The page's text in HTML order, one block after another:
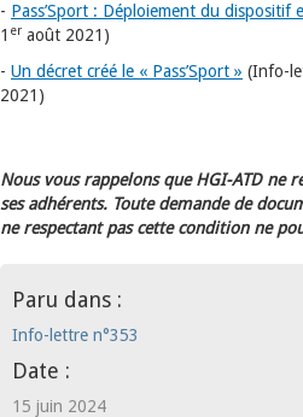
- Pass’Sport : Déploiement du dispositif
1 er août 2021)
- Un décret créé le « Pass’Sport » (Info-
2021)
Nous vous rappelons que HGI-ATD ne
ses adhérents. Toute demande de
ne respectant pas cette condition ne
Paru dans :
Info-lettre n°353
Date :
15 juin 2024